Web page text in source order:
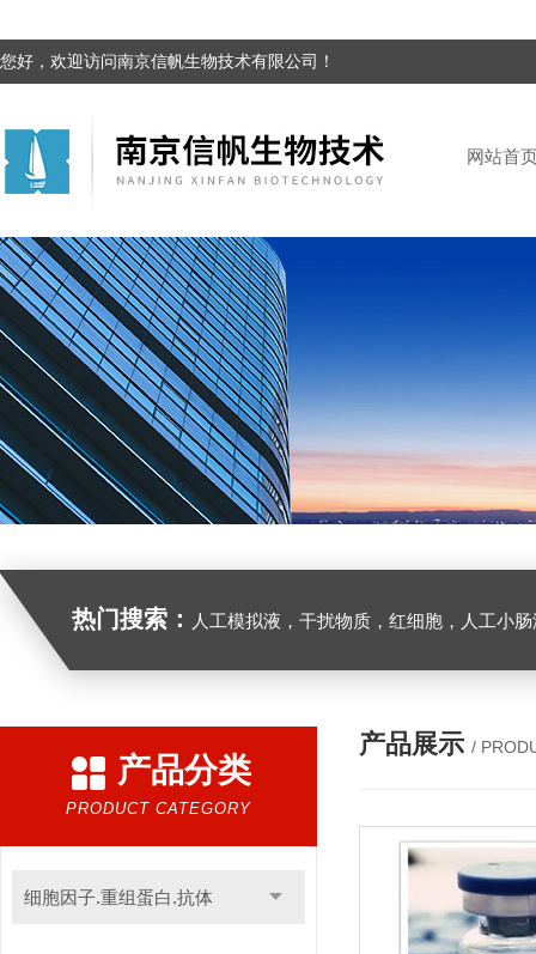
您好，欢迎访问南京信帆生物技术有限公司！
网站首
热门搜索： 人工模拟液，干扰物质，红细胞，人工小
产品分类
PRODUCT CATEGORY
细胞因子.重组蛋白.抗体
产品展示 /